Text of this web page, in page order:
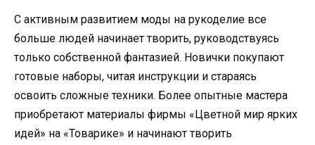
С активным развитием моды на рукоделие все
больше людей начинает творить, руководствуясь
только собственной фантазией. Новички покупают
готовые наборы, читая инструкции и стараясь
освоить сложные техники. Более опытные мастера
приобретают материалы фирмы «Цветной мир ярких
идей» на «Товарике» и начинают творить